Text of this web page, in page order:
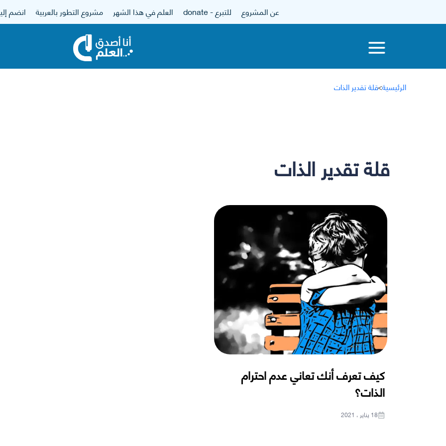
عن المشروع للتبرع - donate العلم في هذا الشهر مشروع التطور بالعربية انضم
الرئيسية>قلة تقدير الذات
قلة تقدير الذات
كيف تعرف أنك تعاني عدم احترام
الذات؟
18 يناير ، 2021